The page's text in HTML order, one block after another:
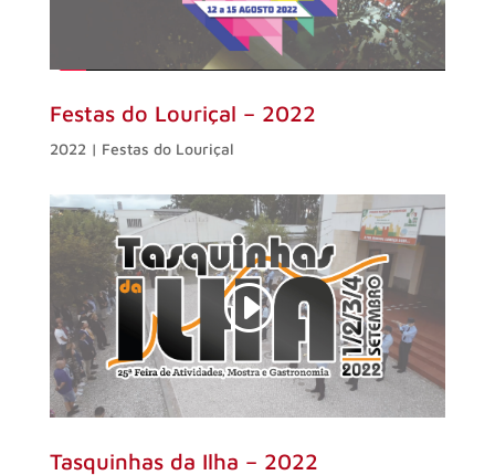
Festas do Louriçal – 2022
2022 | Festas do Louriçal
Tasquinhas da Ilha – 2022